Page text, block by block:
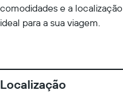
comodidades e a
ideal para a sua viagem.
Localização